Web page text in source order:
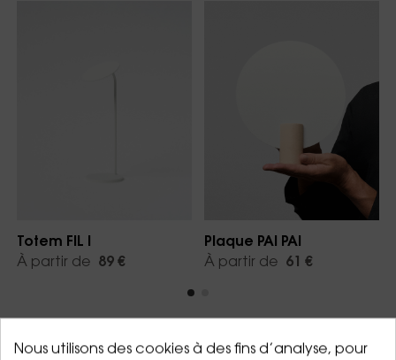
Totem FIL I
À partir de
89 €
Plaque PAI PAI
À partir de
61 €
Nous utilisons des cookies à des fins d’analyse, pour